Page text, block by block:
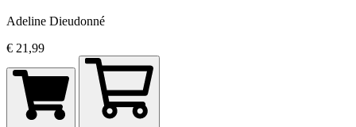
Adeline Dieudonné
€ 21,99